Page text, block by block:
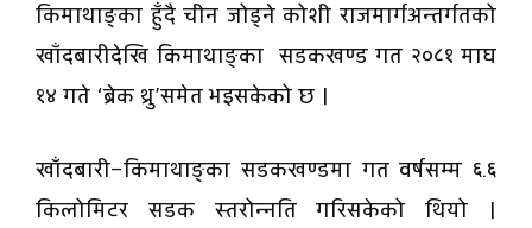
किमाथाङ्का हुँदै चीन जोड्ने कोशी राजमार्गअन्तर्गतको
खाँदबारीदेखि किमाथाङ्का सडकखण्ड गत २०८१ माघ
१४ गते ‘ब्रेक थ्रु’समेत भइसकेको छ ।
खाँदबारी–किमाथाङ्का सडकखण्डमा गत वर्षसम्म ६.६
किलोमिटर सडक स्तरोन्नति गरिसकेको थियो ।